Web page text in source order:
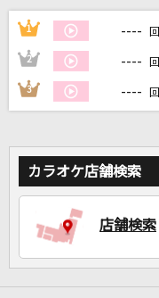
シャイトープ
DAM
1 ---- 回
2 ---- 回
3 ---- 回
カラオケ店舗検索
店舗検索